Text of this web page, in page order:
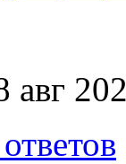
авг